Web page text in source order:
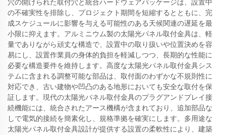
穴の開けられた取付穴と統合ハードウェアパッケージは、設置中
の不確実性を排除し、プロジェクト期間を短縮するとともに、完
成スケジュールに影響を与える可能性のある天候関連の遅延を最
小限に抑えます。アルミニウム製の太陽光パネル取付金具は、軽
量でありながら頑丈な構造で、設置中の取り扱いや位置決めを容
易にし、設置作業員の身体的負担を軽減しつつ、長期的な性能に
必要な構造要件を維持します。高度な太陽光パネル取付金具シス
テムに含まれる調整可能な部品は、取付面のわずかな不規則性に
対応でき、古い建物や凹凸のある地形においても安全な取付を保
証します。現代の太陽光パネル取付金具のプラグアンドプレイ接
続機能には、統合されたアース機構が含まれており、追加部品な
しで電気的接続を簡素化し、規格準拠を確実にします。多用途な
太陽光パネル取付金具設計が提供する設置の柔軟性により、建築